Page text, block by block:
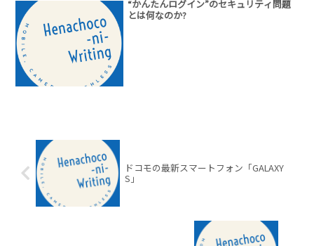
“かんたんログイン”のセキュリティ問題
とは何なのか?
ドコモの最新スマートフォン「GALAXY
S」